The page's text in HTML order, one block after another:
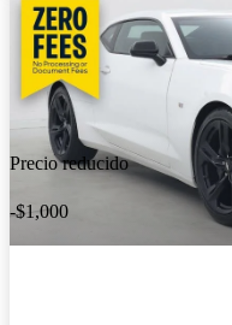
Precio reducido
-$1,000